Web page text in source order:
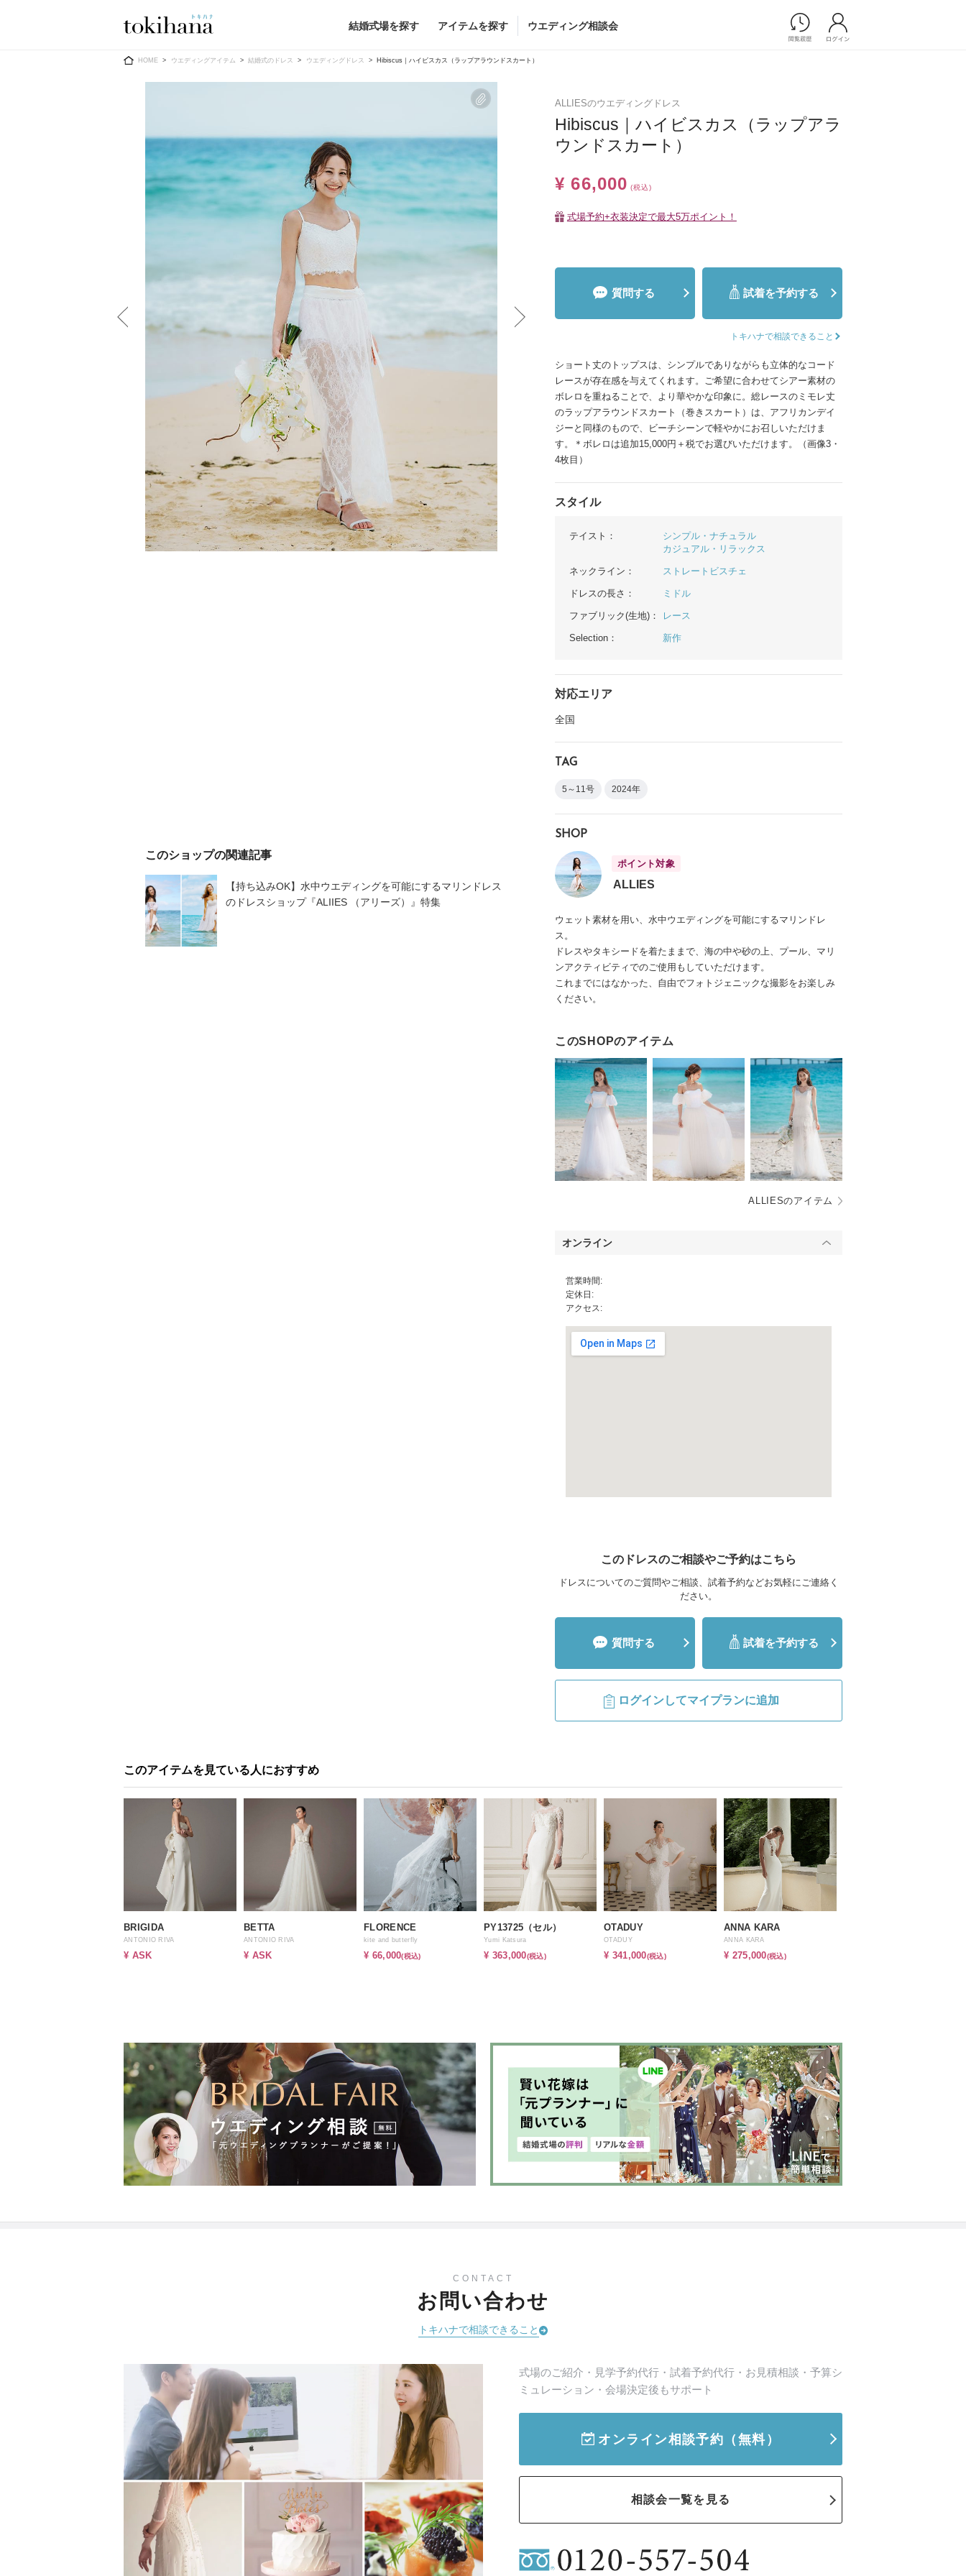
結婚式場を探す アイテムを探す
Ring
結婚指輪
すべてのアイテム
Dress
ウエディングドレス
ウエディングドレス （メーカー直
カラードレス
カラードレス （メーカー直送）
和装
メンズ
メンズ
小物
すべてのアイテム
ドレスショップ一覧
Flower
ブーケ
会場装花
すべてのアイテム
ブライダルエステ
ヘア&メイクショップ一覧
家族フォト/ペット撮影
演出映像
記録映像
ムービーショップ一覧
ウエディング相談会
HOME ウエディングアイテム 結婚式のドレス ウエディングドレス Hibiscus｜ハイビスカス（ラップアラウンドスカート）
ALLIESのウエディングドレス
Hibiscus｜ハイビスカス（ラップアラ
ウンドスカート）
¥ 66,000 (税込)
式場予約+衣装決定で最大5万ポイント！
質問する 試着を予約する
トキハナで相談できること
ショート丈のトップスは、シンプルでありながらも立体的なコード
レースが存在感を与えてくれます。ご希望に合わせてシアー素材の
ボレロを重ねることで、より華やかな印象に。総レースのミモレ丈
のラップアラウンドスカート（巻きスカート）は、アフリカンデイ
ジーと同様のもので、ビーチシーンで軽やかにお召しいただけま
す。＊ボレロは追加15,000円＋税でお選びいただけます。（画像3・
4枚目）
スタイル
テイスト：
シンプル・ナチュラル
カジュアル・リラックス
ネックライン： ストレートビスチェ
ドレスの長さ： ミドル
ファブリック(生地)： レース
Selection： 新作
対応エリア
全国
TAG
5～11号 2024年
SHOP
ポイント対象
ALLIES
ウェット素材を用い、水中ウエディングを可能にするマリンドレ
ス。
ドレスやタキシードを着たままで、海の中や砂の上、プール、マリ
ンアクティビティでのご使用もしていただけます。
これまでにはなかった、自由でフォトジェニックな撮影をお楽しみ
ください。
このSHOPのアイテム
ALLIESのアイテム
オンライン
営業時間:
定休日:
アクセス:
このドレスのご相談やご予約はこちら
ドレスについてのご質問やご相談、試着予約などお気軽にご連絡く
ださい。
質問する 試着を予約する
ログインしてマイプランに追加
このショップの関連記事
【持ち込みOK】水中ウエディングを可能にするマリンドレス
のドレスショップ『ALIIES （アリーズ）』特集
このアイテムを見ている人におすすめ
BRIGIDA
ANTONIO RIVA
¥ ASK
BETTA
ANTONIO RIVA
¥ ASK
FLORENCE
kite and butterfly
¥ 66,000(税込)
PY13725（セル）
Yumi Katsura
¥ 363,000(税込)
OTADUY
OTADUY
¥ 341,000(税込)
ANNA KARA
ANNA KARA
¥ 275,000(税込)
CONTACT
お問い合わせ
トキハナで相談できること
式場のご紹介・見学予約代行・試着予約代行・お見積相談・予算シ
ミュレーション・会場決定後もサポート
オンライン相談予約 （無料）
相談会一覧を見る